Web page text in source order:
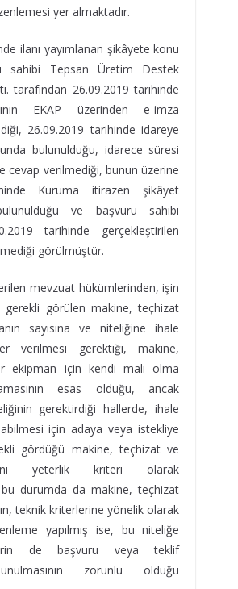
yer almaktadır.
ilanı yayımlanan şikâyete konu
sahibi Tepsan Üretim Destek
tarafından 26.09.2019 tarihinde
EKAP üzerinden e-imza
26.09.2019 tarihinde idareye
bulunulduğu, idarece süresi
cevap verilmediği, bunun üzerine
Kuruma itirazen şikâyet
ve başvuru sahibi
tarihinde gerçekleştirilen
görülmüştür.
mevzuat hükümlerinden, işin
gerekli görülen makine, teçhizat
sayısına ve niteliğine ihale
verilmesi gerektiği, makine,
ekipman için kendi malı olma
esas olduğu, ancak
gerektirdiği hallerde, ihale
için adaya veya istekliye
gördüğü makine, teçhizat ve
yeterlik kriteri olarak
bu durumda da makine, teçhizat
teknik kriterlerine yönelik olarak
yapılmış ise, bu niteliğe
de başvuru veya teklif
zorunlu olduğu